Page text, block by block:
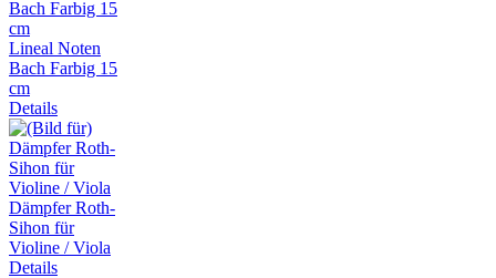
Lineal Noten
Bach Farbig 15
cm
Details
Dämpfer Roth-
Sihon für
Violine / Viola
Details